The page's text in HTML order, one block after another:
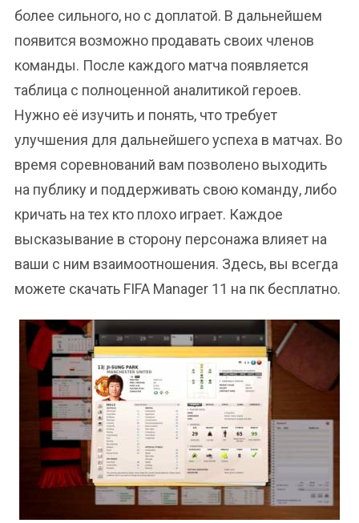
более сильного, но с доплатой. В дальнейшем
появится возможно продавать своих членов
команды. После каждого матча появляется
таблица с полноценной аналитикой героев.
Нужно её изучить и понять, что требует
улучшения для дальнейшего успеха в матчах. Во
время соревнований вам позволено выходить
на публику и поддерживать свою команду, либо
кричать на тех кто плохо играет. Каждое
высказывание в сторону персонажа влияет на
ваши с ним взаимоотношения. Здесь, вы всегда
можете скачать FIFA Manager 11 на пк бесплатно.